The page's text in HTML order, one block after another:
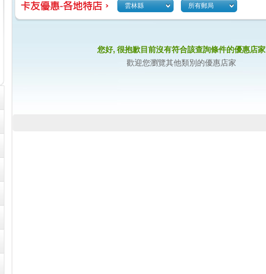
雲林縣 所有郵局
您好, 很抱歉目前沒有符合該查詢條件的優惠店家
歡迎您瀏覽其他類別的優惠店家